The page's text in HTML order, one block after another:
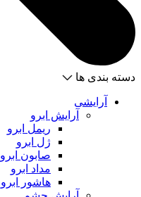
دسته بندی ها
آرایشی
آرایش ابرو
ریمل ابرو
ژل ابرو
صابون ابرو
مداد ابرو
هاشور ابرو